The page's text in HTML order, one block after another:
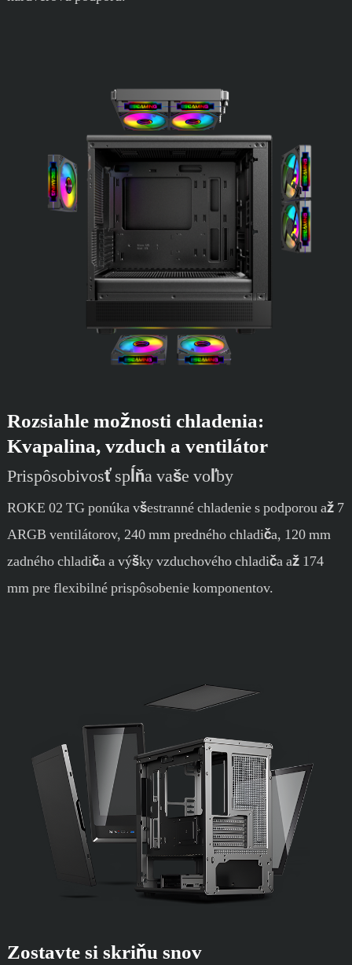
Rozsiahle možnosti chladenia:
Kvapalina, vzduch a ventilátor
Prispôsobivosť spĺňa vaše voľby
ROKE 02 TG ponúka všestranné chladenie s podporou až 7
ARGB ventilátorov, 240 mm predného chladiča, 120 mm
zadného chladiča a výšky vzduchového chladiča až 174
mm pre flexibilné prispôsobenie komponentov.
Zostavte si skriňu snov